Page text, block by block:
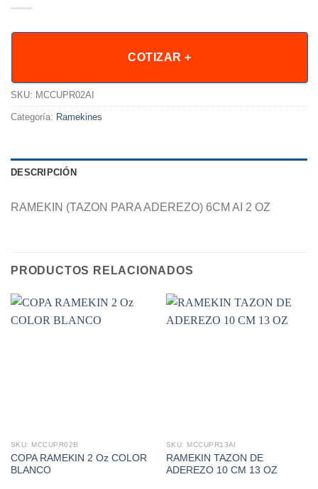
COTIZAR +
SKU: MCCUPR02AI
Categoría: Ramekines
DESCRIPCIÓN
RAMEKIN (TAZON PARA ADEREZO) 6CM AI 2 OZ
PRODUCTOS RELACIONADOS
SKU: MCCUPR02B
COPA RAMEKIN 2 Oz COLOR
BLANCO
SKU: MCCUPR13AI
RAMEKIN TAZON DE
ADEREZO 10 CM 13 OZ